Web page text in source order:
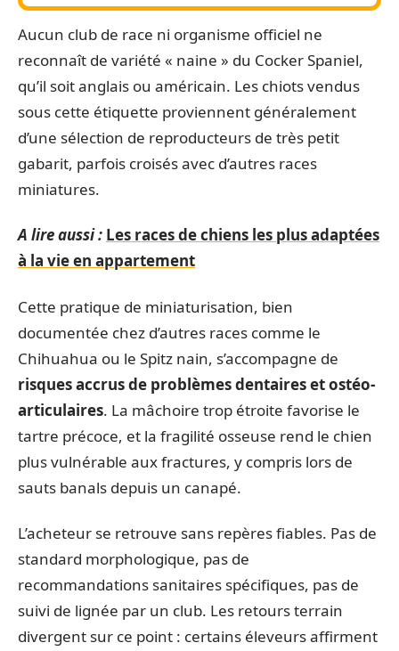
Aucun club de race ni organisme officiel ne
reconnaît de variété « naine » du Cocker Spaniel,
qu’il soit anglais ou américain. Les chiots vendus
sous cette étiquette proviennent généralement
d’une sélection de reproducteurs de très petit
gabarit, parfois croisés avec d’autres races
miniatures.
A lire aussi : Les races de chiens les plus adaptées
à la vie en appartement
Cette pratique de miniaturisation, bien
documentée chez d’autres races comme le
Chihuahua ou le Spitz nain, s’accompagne de
risques accrus de problèmes dentaires et ostéo-
articulaires. La mâchoire trop étroite favorise le
tartre précoce, et la fragilité osseuse rend le chien
plus vulnérable aux fractures, y compris lors de
sauts banals depuis un canapé.
L’acheteur se retrouve sans repères fiables. Pas de
standard morphologique, pas de
recommandations sanitaires spécifiques, pas de
suivi de lignée par un club. Les retours terrain
divergent sur ce point : certains éleveurs affirment